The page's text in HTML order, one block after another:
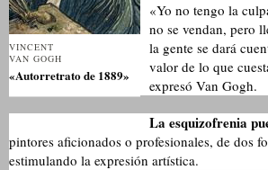
VINCENT
VAN GOGH
«Autorretrato de 1889»
«Yo no tengo la
no se vendan, pero
la gente se dará
valor de lo que
expresó Van Gogh.
La esquizofrenia
pintores aficionados o profesionales, de dos
estimulando la expresión artística.